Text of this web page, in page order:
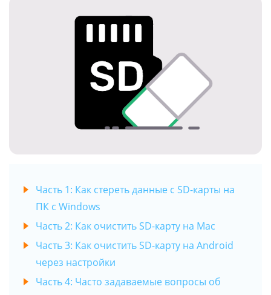
Часть 1: Как стереть данные с SD-карты на
ПК с Windows
Часть 2: Как очистить SD-карту на Mac
Часть 3: Как очистить SD-карту на Android
через настройки
Часть 4: Часто задаваемые вопросы об